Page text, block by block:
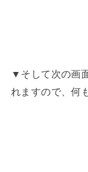
▼そして次の画
れますので、何